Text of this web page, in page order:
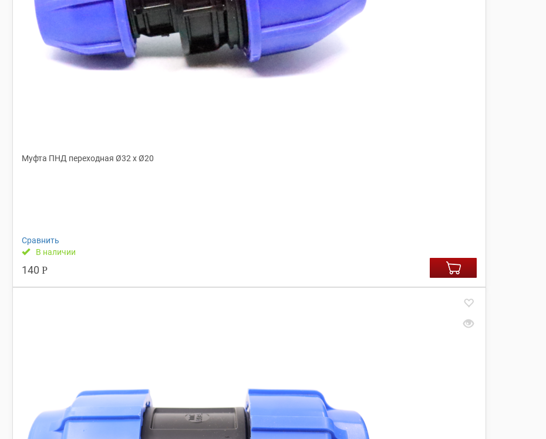
Муфта ПНД переходная Ø32 х Ø20
Сравнить
В наличии
140 Р